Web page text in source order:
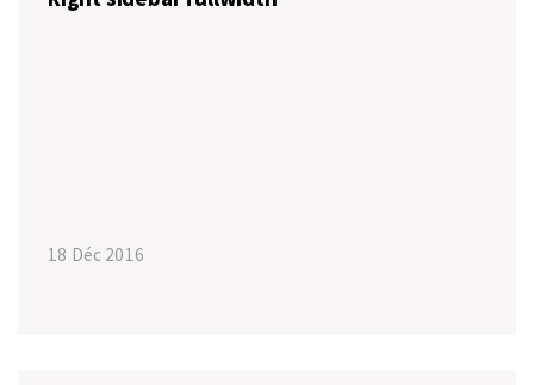
18 Déc 2016